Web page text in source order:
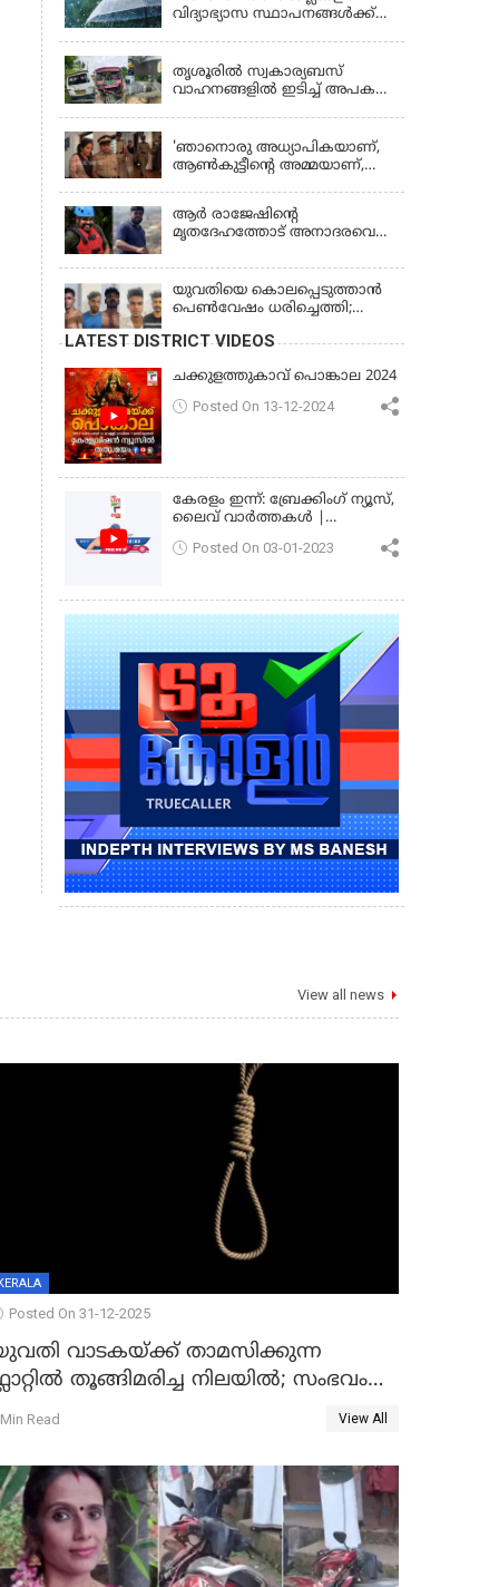
വിദ്യാഭ്യാസ സ്ഥാപനങ്ങൾക്ക്
തൃശൂരിൽ സ്വകാര്യബസ്
വാഹനങ്ങളില്‍ ഇടിച്ച് അപകടം:
'ഞാനൊരു അധ്യാപികയാണ്,
ആണ്‍കുട്ടീന്റെ അമ്മയാണ്‌,
കസ്റ്റഡിയിൽ വിട്ട് കോടതി,
ജാമ്യാപേക്ഷ തള്ളി
ആര്‍ രാജേഷിന്റെ
മൃതദേഹത്തോട് അനാദരവെന്ന്
ക്രമീകരണത്തില്‍ ഗുരുതര
വീഴ്ച; മൃതദേഹം ചാവക്കാട്
വരെ എത്തിച്ചത് ഫ്രീസര്‍
സംവിധാനം ഇല്ലാതെയെന്നും
ആരോപണം
യുവതിയെ കൊലപ്പെടുത്താൻ
പെൺവേഷം ധരിച്ചെത്തി;
LATEST DISTRICT VIDEOS
ചക്കുളത്തുകാവ് പൊങ്കാല 2024
Posted On 13-12-2024
കേരളം ഇന്ന്: ബ്രേക്കിംഗ് ന്യൂസ്,
ലൈവ് വാർത്തകൾ |
Posted On 03-01-2023
View all news
KERALA
Posted On 31-12-2025
വാടകയ്ക്ക് താമസിക്കുന്ന
തൂങ്ങിമരിച്ച നിലയില്‍; സംഭവം
Read View All